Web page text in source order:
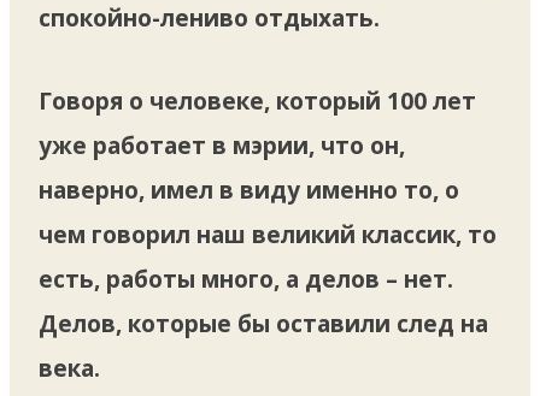
спокойно-лениво отдыхать.
Говоря о человеке, который 100 лет
уже работает в мэрии, что он,
наверно, имел в виду именно то, о
чем говорил наш великий классик, то
есть, работы много, а делов – нет.
Делов, которые бы оставили след на
века.